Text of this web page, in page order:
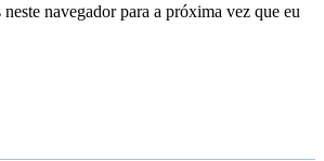
neste navegador para a próxima vez que eu